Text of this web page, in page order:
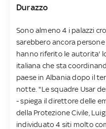
Durazzo
Sono almeno 4 i palazzi
sarebbero ancora
hanno riferito le autorita'
italiana che sta
paese in Albania dopo il
notte. "Le squadre Usar
- spiega il direttore delle
della Protezione Civile,
individuato 4 siti molto